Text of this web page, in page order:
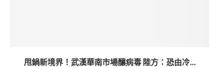
甩鍋新境界！武漢華南市場釀病毒 陸方：恐由冷...